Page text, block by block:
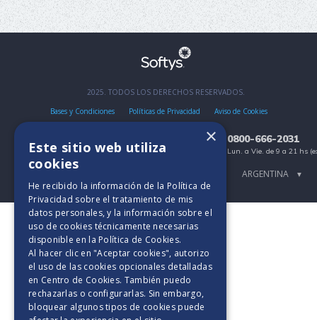
2025. TODOS LOS DERECHOS RESERVADOS.
Bases y Condiciones
Políticas de Privacidad Aviso de Cookies
0800-666-2031
Lun. a Vie. de 9 a 21 hs
▼
×
Este sitio web utiliza
cookies
He recibido la información de la Política de
Privacidad sobre el tratamiento de mis
datos personales, y la información sobre el
uso de cookies técnicamente necesarias
disponible en la Política de Cookies.
Al hacer clic en "Aceptar cookies", autorizo
el uso de las cookies opcionales detalladas
en Centro de Cookies. También puedo
rechazarlas o configurarlas. Sin embargo,
bloquear algunos tipos de cookies puede